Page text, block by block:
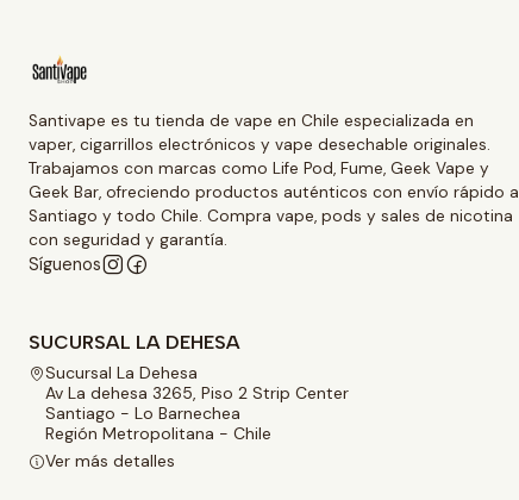
Santivape es tu tienda de vape en Chile especializada en
vaper, cigarrillos electrónicos y vape desechable originales.
Trabajamos con marcas como Life Pod, Fume, Geek Vape y
Geek Bar, ofreciendo productos auténticos con envío rápido a
Santiago y todo Chile. Compra vape, pods y sales de nicotina
con seguridad y garantía.
Síguenos
SUCURSAL LA DEHESA
Sucursal La Dehesa
Av La dehesa 3265, Piso 2 Strip Center
Santiago - Lo Barnechea
Región Metropolitana - Chile
Ver más detalles